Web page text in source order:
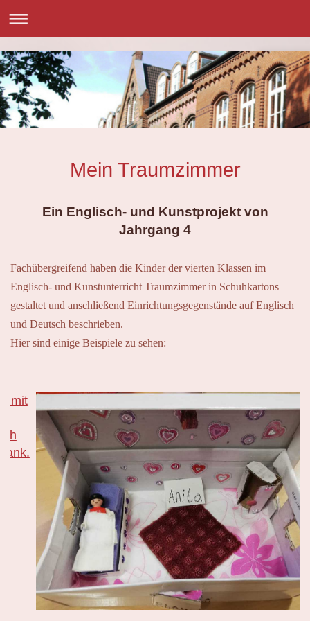
Mein Traumzimmer
Ein Englisch- und Kunstprojekt von
Jahrgang 4
Fachübergreifend haben die Kinder der vierten Klassen im
Englisch- und Kunstunterricht Traumzimmer in Schuhkartons
gestaltet und anschließend Einrichtungsgegenstände auf Englisch
und Deutsch beschrieben.
Hier sind einige Beispiele zu sehen: